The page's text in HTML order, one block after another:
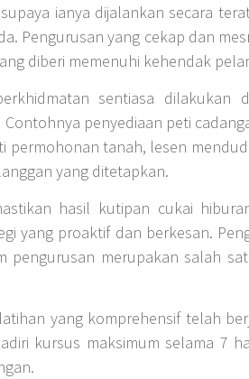
ianya dijalankan secara
Pengurusan yang cekap dan
diberi memenuhi kehendak
sentiasa dilakukan
penyediaan peti
tanah, lesen
yang ditetapkan.
hasil kutipan cukai
yang proaktif dan berkesan.
pengurusan merupakan salah
yang komprehensif telah
kursus maksimum selama 7